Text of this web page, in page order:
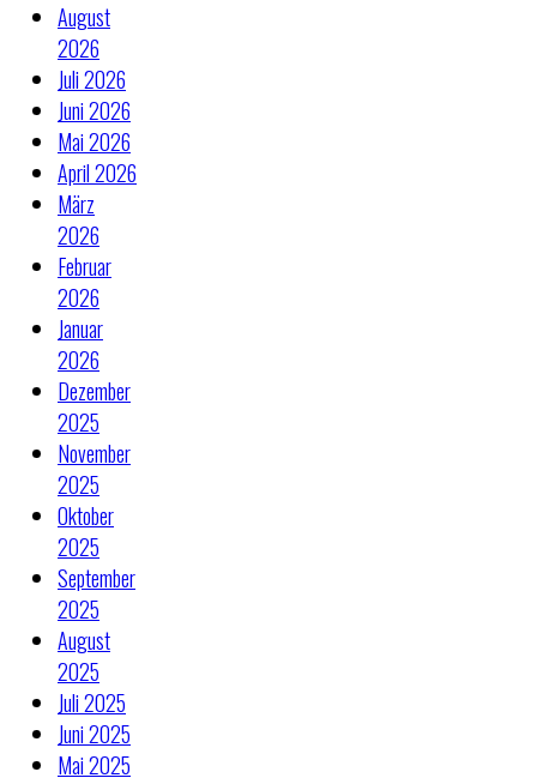
August
2026
Juli 2026
Juni 2026
Mai 2026
April 2026
März
2026
Februar
2026
Januar
2026
Dezember
2025
November
2025
Oktober
2025
September
2025
August
2025
Juli 2025
Juni 2025
Mai 2025